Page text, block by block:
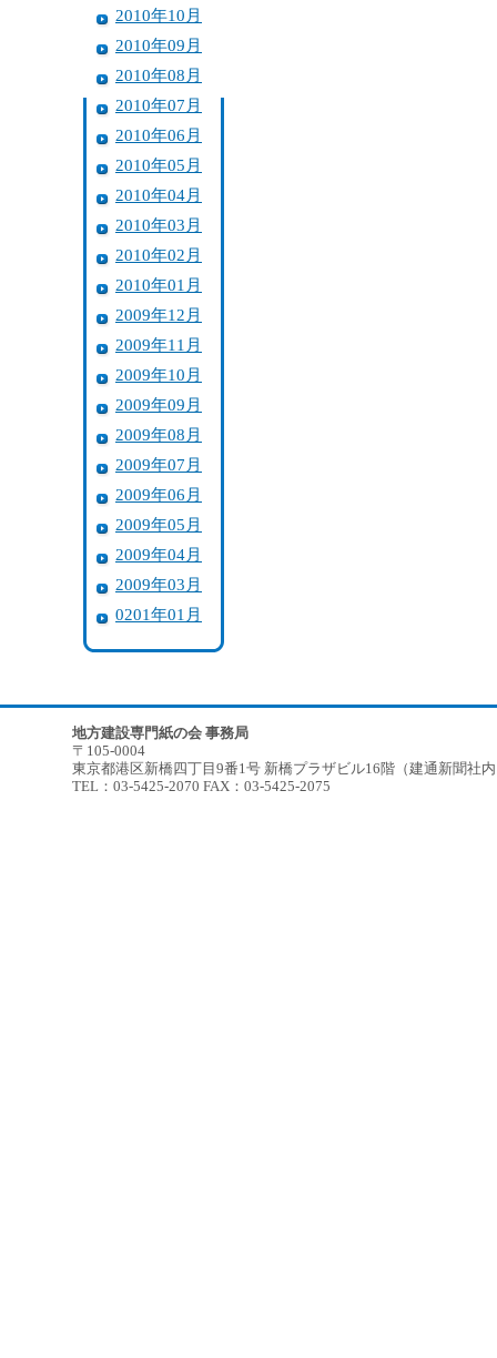
2010年10月
2010年09月
2010年08月
2010年07月
2010年06月
2010年05月
2010年04月
2010年03月
2010年02月
2010年01月
2009年12月
2009年11月
2009年10月
2009年09月
2009年08月
2009年07月
2009年06月
2009年05月
2009年04月
2009年03月
0201年01月
地方建設専門紙の会 事務局
〒105-0004
東京都港区新橋四丁目9番1号 新橋プラザビル16階（建通新聞社
TEL：03-5425-2070 FAX：03-5425-2075